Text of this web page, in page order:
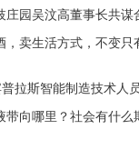
庄园吴汶高董事长共谋
，卖生活方式，不变只
拉斯智能制造技术人
向哪里？社会有什么